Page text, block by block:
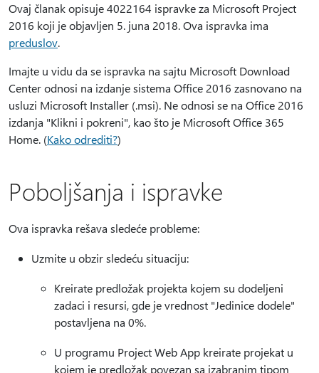
Ovaj članak opisuje 4022164 ispravke za Microsoft Project
2016 koji je objavljen 5. juna 2018. Ova ispravka ima
preduslov.
Imajte u vidu da se ispravka na sajtu Microsoft Download
Center odnosi na izdanje sistema Office 2016 zasnovano na
usluzi Microsoft Installer (.msi). Ne odnosi se na Office 2016
izdanja "Klikni i pokreni", kao što je Microsoft Office 365
Home. (Kako odrediti?)
Poboljšanja i ispravke
Ova ispravka rešava sledeće probleme:
Uzmite u obzir sledeću situaciju:
Kreirate predložak projekta kojem su dodeljeni
zadaci i resursi, gde je vrednost "Jedinice dodele"
postavljena na 0%.
U programu Project Web App kreirate projekat u
kojem je predložak povezan sa izabranim tipom